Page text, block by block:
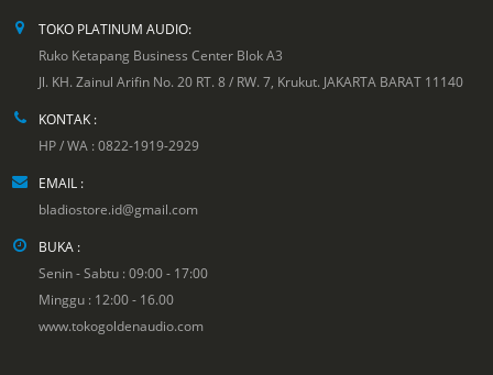
TOKO PLATINUM AUDIO:
Ruko Ketapang Business Center Blok A3
Jl. KH. Zainul Arifin No. 20 RT. 8 / RW. 7, Krukut. JAKARTA BARAT 11140
KONTAK :
HP / WA : 0822-1919-2929
EMAIL :
bladiostore.id@gmail.com
BUKA :
Senin - Sabtu : 09:00 - 17:00
Minggu : 12:00 - 16.00
www.tokogoldenaudio.com